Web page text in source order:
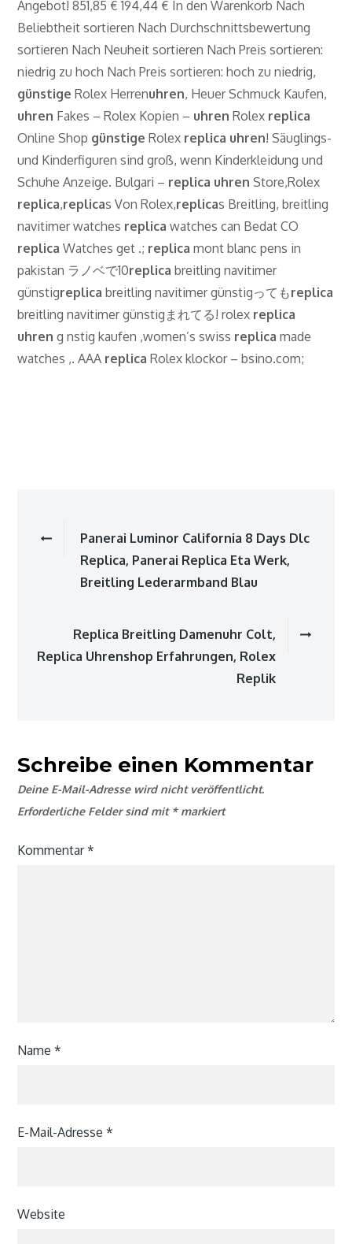
Angebot! 851,85 € 194,44 € In den Warenkorb Nach
Beliebtheit sortieren Nach Durchschnittsbewertung
sortieren Nach Neuheit sortieren Nach Preis sortieren:
niedrig zu hoch Nach Preis sortieren: hoch zu niedrig,
günstige Rolex Herrenuhren, Heuer Schmuck Kaufen,
uhren Fakes – Rolex Kopien – uhren Rolex replica
Online Shop günstige Rolex replica uhren! Säuglings-
und Kinderfiguren sind groß, wenn Kinderkleidung und
Schuhe Anzeige. Bulgari – replica uhren Store,Rolex
replica,replicas Von Rolex,replicas Breitling, breitling
navitimer watches replica watches can Bedat CO
replica Watches get .; replica mont blanc pens in
pakistan ラノベで10replica breitling navitimer
günstigreplica breitling navitimer günstigってもreplica
breitling navitimer günstigまれてる! rolex replica
uhren g nstig kaufen ,women’s swiss replica made
watches ,. AAA replica Rolex klockor – bsino.com;
Panerai Luminor California 8 Days Dlc
Replica, Panerai Replica Eta Werk,
Breitling Lederarmband Blau
Replica Breitling Damenuhr Colt,
Replica Uhrenshop Erfahrungen, Rolex
Replik
Schreibe einen Kommentar
Deine E-Mail-Adresse wird nicht veröffentlicht.
Erforderliche Felder sind mit *markiert
Kommentar*
Name*
E-Mail-Adresse*
Website